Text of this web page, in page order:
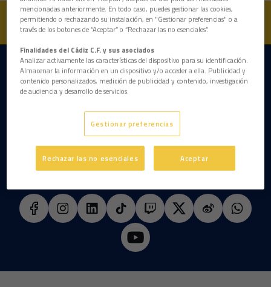
DESCARGAR LA APP AHORA
mencionadas anteriormente. En todo caso, puedes gestionar las cookies,
permitiendo o rechazando su instalación, en "Gestionar preferencias" o a
través de los botones de “Aceptar” o “Rechazar las no esenciales”.
Finalidades del Cádiz C.F. y sus asociados
Analizar activamente las características del dispositivo para su identificación.
Almacenar la información en un dispositivo y/o acceder a ella. Publicidad y
contenido personalizados, medición de publicidad y contenido, investigación
de audiencia y desarrollo de servicios.
Gestionar preferencias
Rechazar las no esenciales Aceptar